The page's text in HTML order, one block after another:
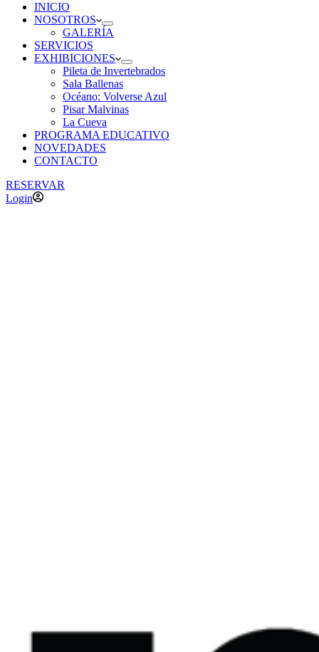
INICIO
NOSOTROS
GALERÍA
SERVICIOS
EXHIBICIONES
Pileta de Invertebrados
Sala Ballenas
Océano: Volverse Azul
Pisar Malvinas
La Cueva
PROGRAMA EDUCATIVO
NOVEDADES
CONTACTO
RESERVAR
Login